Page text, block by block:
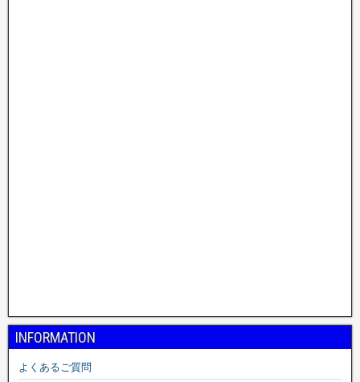
INFORMATION
よくあるご質問